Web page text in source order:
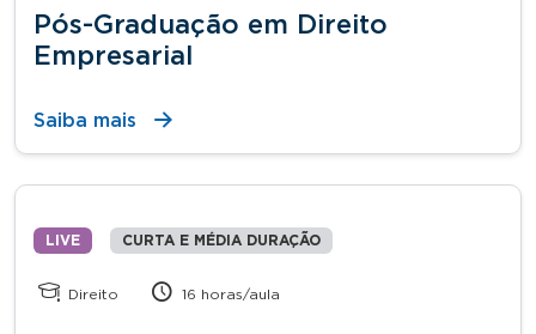
Pós-Graduação em Direito
Empresarial
Saiba mais
LIVE CURTA E MÉDIA DURAÇÃO
Direito 16 horas/aula